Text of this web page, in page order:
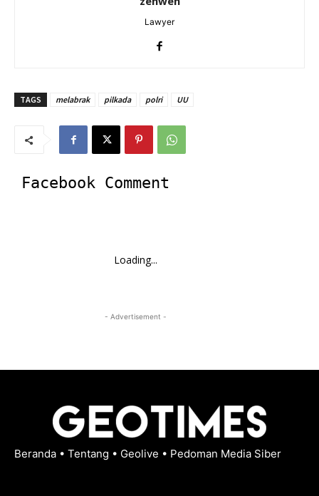
Lawyer
TAGS melabrak pilkada polri UU
Facebook Comment
Loading...
- Advertisement -
Beranda • Tentang • Geolive • Pedoman Media Siber